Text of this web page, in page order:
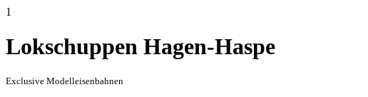
1
Lokschuppen Hagen-Haspe
Exclusive Modelleisenbahnen